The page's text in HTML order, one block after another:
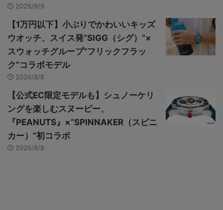
2026/8/9
【1万円以下】小ぶりでかわいいキッズ
ウオッチ、スイス発“SIGG（シグ）”×
スウォッチグループ“フリックフラッ
ク”コラボモデル
2026/8/8
【公式EC限定モデルも】シュノーケリ
ングを楽しむスヌーピー、
『PEANUTS』×“SPINNAKER（スピニ
カー）”初コラボ
2026/8/8